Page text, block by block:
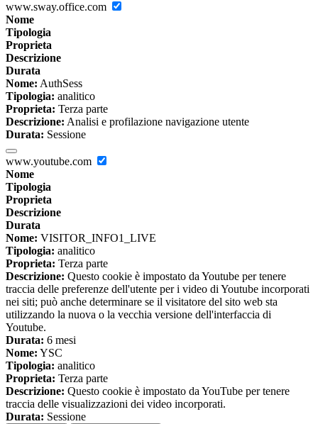
www.sway.office.com
Nome
Tipologia
Proprieta
Descrizione
Durata
Nome: AuthSess
Tipologia: analitico
Proprieta: Terza parte
Descrizione: Analisi e profilazione navigazione utente
Durata: Sessione
www.youtube.com
Nome
Tipologia
Proprieta
Descrizione
Durata
Nome: VISITOR_INFO1_LIVE
Tipologia: analitico
Proprieta: Terza parte
Descrizione: Questo cookie è impostato da Youtube per tenere
traccia delle preferenze dell'utente per i video di Youtube incorporati
nei siti; può anche determinare se il visitatore del sito web sta
utilizzando la nuova o la vecchia versione dell'interfaccia di
Youtube.
Durata: 6 mesi
Nome: YSC
Tipologia: analitico
Proprieta: Terza parte
Descrizione: Questo cookie è impostato da YouTube per tenere
traccia delle visualizzazioni dei video incorporati.
Durata: Sessione